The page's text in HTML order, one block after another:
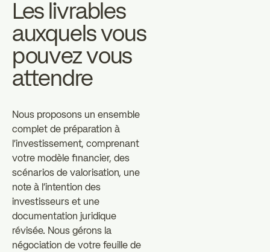
Les livrables
auxquels vous
pouvez vous
attendre
Nous proposons un ensemble
complet de préparation à
l'investissement, comprenant
votre modèle financier, des
scénarios de valorisation, une
note à l'intention des
investisseurs et une
documentation juridique
révisée. Nous gérons la
négociation de votre feuille de